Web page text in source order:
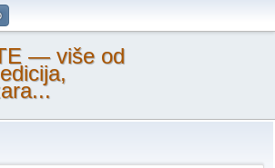
— više od